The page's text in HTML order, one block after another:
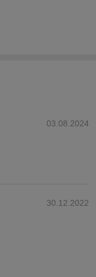
03.08.2024
30.12.2022